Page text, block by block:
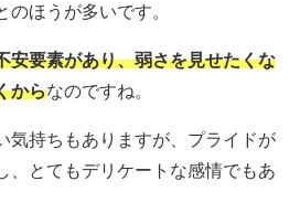
のほうが多いです。
安要素があり、弱さを見せたくな
からなのですね。
気持ちもありますが、プライドが
、とてもデリケートな感情でもあ